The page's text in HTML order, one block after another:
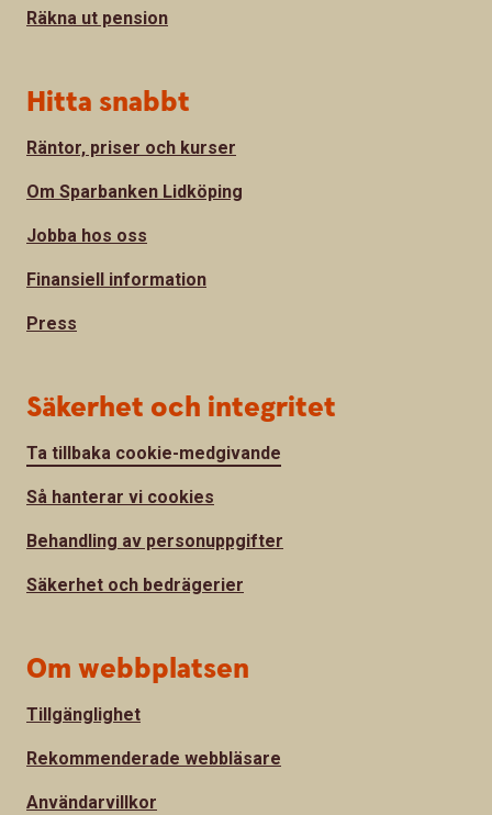
Räkna ut pension
Hitta snabbt
Räntor, priser och kurser
Om Sparbanken Lidköping
Jobba hos oss
Finansiell information
Press
Säkerhet och integritet
Ta tillbaka cookie-medgivande
Så hanterar vi cookies
Behandling av personuppgifter
Säkerhet och bedrägerier
Om webbplatsen
Tillgänglighet
Rekommenderade webbläsare
Användarvillkor